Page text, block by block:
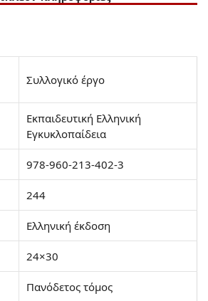
Συλλογικό έργο
Εκπαιδευτική Ελληνική
Εγκυκλοπαίδεια
978-960-213-402-3
244
Ελληνική έκδοση
24×30
Πανόδετος τόμος